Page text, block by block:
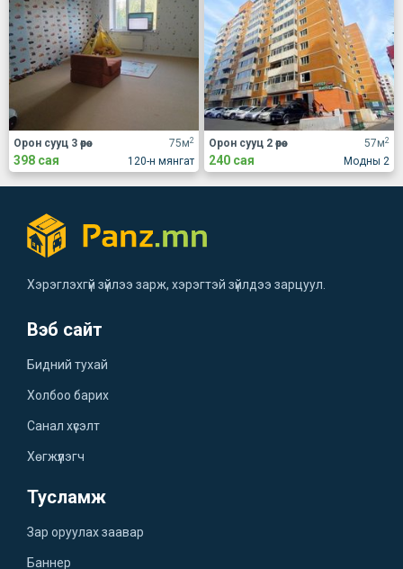
75м2
120-н мянгат
Орон сууц 3 өрөө
398 сая
57м2
Модны 2
Орон сууц 2 өрөө
240 сая
Хэрэглэхгүй зүйлээ зарж, хэрэгтэй зүйлдээ зарцуул.
Вэб сайт
Бидний тухай
Холбоо барих
Санал хүсэлт
Хөгжүүлэгч
Тусламж
Зар оруулах заавар
Баннер